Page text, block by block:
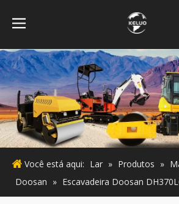
Você está aqui: Lar » Produtos »
Doosan » Escavadeira Doosan